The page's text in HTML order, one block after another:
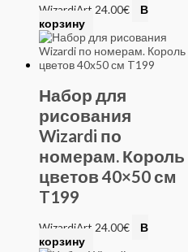
WizardiArt 24.00€
В
корзину
Набор для
рисования
Wizardi по
номерам. Король
цветов 40×50 см
T199
WizardiArt 24.00€
В
корзину